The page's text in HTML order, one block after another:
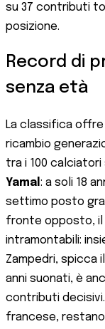
su 37 contributi
posizione.
Record di
senza età
La classifica
ricambio
tra i 100
Yamal : a soli 18
settimo posto
fronte opposto, il
intramontabili:
Zampedri, spicca
anni suonati, è
contributi decisivi.
francese,